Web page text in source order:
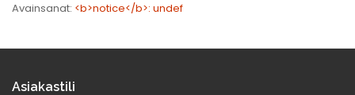
Avainsanat: <b>notice</b>: undef
Asiakastili